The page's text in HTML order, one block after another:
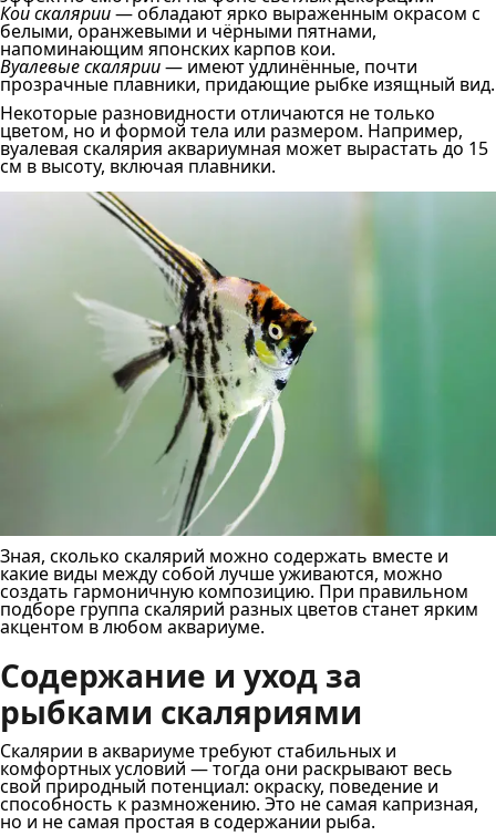
Кои скалярии— обладают ярко выраженным окрасом с
белыми, оранжевыми и чёрными пятнами,
напоминающим японских карпов кои.
Вуалевые скалярии— имеют удлинённые, почти
прозрачные плавники, придающие рыбке изящный вид.
Некоторые разновидности отличаются не только
цветом, но и формой тела или размером. Например,
вуалевая скалярия аквариумная может вырастать до 15
см в высоту, включая плавники.
Зная, сколько скалярий можно содержать вместе и
какие виды между собой лучше уживаются, можно
создать гармоничную композицию. При правильном
подборе группа скалярий разных цветов станет ярким
акцентом в любом аквариуме.
Содержание и уход за
рыбками скаляриями
Скалярии в аквариуме требуют стабильных и
комфортных условий — тогда они раскрывают весь
свой природный потенциал: окраску, поведение и
способность к размножению. Это не самая капризная,
но и не самая простая в содержании рыба.